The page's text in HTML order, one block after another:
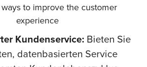
to improve the customer
experience
Kundenservice: Bieten Sie
datenbasierten Service